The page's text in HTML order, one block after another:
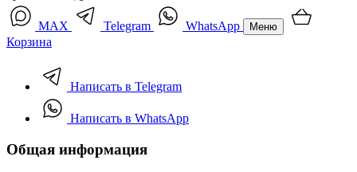
MAX Telegram WhatsApp Меню
Корзина
Написать в Telegram
Написать в WhatsApp
Общая информация